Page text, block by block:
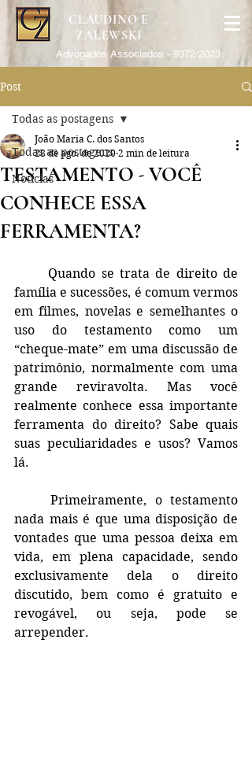
CLAUDINO E
ZALEWSKI
Advogados Associados - 9372/2023
Post
Todas as postagens
Notícias
Todas as postagens
TESTAMENTO - VOCÊ
CONHECE ESSA
FERRAMENTA?
João Maria C. dos Santos
28 de ago. de 2020 2 min de leitura
família e sucessões, é comum vermos
em filmes, novelas e semelhantes o
uso do testamento como um
“cheque-mate” em uma discussão de
patrimônio, normalmente com uma
grande reviravolta. Mas você
realmente conhece essa importante
ferramenta do direito? Sabe quais
suas peculiaridades e usos? Vamos
lá.
	Primeiramente, o testamento
nada mais é que uma disposição de
vontades que uma pessoa deixa em
vida, em plena capacidade, sendo
exclusivamente dela o direito
discutido, bem como é gratuito e
revogável, ou seja, pode se
arrepender.